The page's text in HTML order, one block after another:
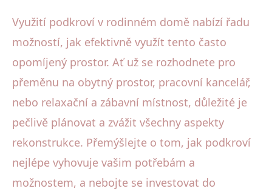
Využití podkroví v rodinném domě nabízí řadu
možností, jak efektivně využít tento často
opomíjený prostor. Ať už se rozhodnete pro
přeměnu na obytný prostor, pracovní kancelář,
nebo relaxační a zábavní místnost, důležité je
pečlivě plánovat a zvážit všechny aspekty
rekonstrukce. Přemýšlejte o tom, jak podkroví
nejlépe vyhovuje vašim potřebám a
možnostem, a nebojte se investovat do